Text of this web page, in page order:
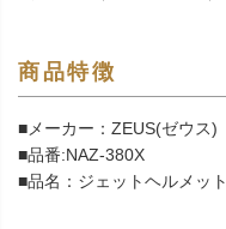
商品特徴
■メーカー：ZEUS(ゼウス)
■品番:NAZ-380X
■品名：ジェットヘルメット